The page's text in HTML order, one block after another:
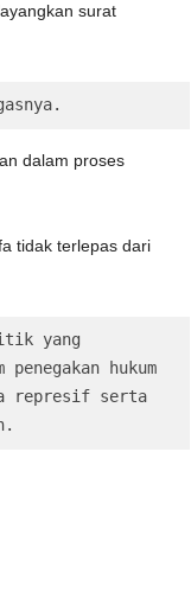
surat
dalam proses
tidak terlepas dari
yang
hukum
represif serta